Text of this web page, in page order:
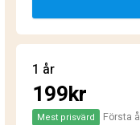
1 år
199kr
Mest prisvärd Första